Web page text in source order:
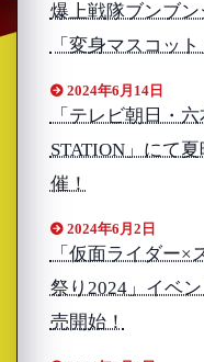
爆上戦隊ブンブン
「変身マスコッ
2024年6月14日
「テレビ朝日・
STATION」にて
催！
2024年6月2日
「仮面ライダー
祭り2024」イベ
売開始！